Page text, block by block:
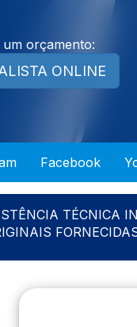
um orçamento:
ONLINE
Facebook
TÉCNICA